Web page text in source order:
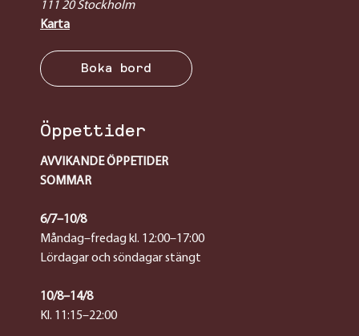
Öppettider
AVVIKANDE ÖPPETIDER
SOMMAR
6/7–10/8
Måndag–fredag kl. 12:00–17:00
Lördagar och söndagar stängt
10/8–14/8
Kl. 11:15–22:00
111 20 Stockholm
Karta
Boka bord